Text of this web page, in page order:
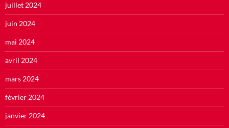
juillet 2024
juin 2024
mai 2024
avril 2024
mars 2024
février 2024
janvier 2024